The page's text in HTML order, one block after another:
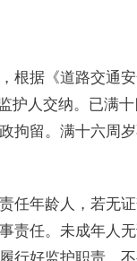
根据《道路交通
护人交纳。已满
拘留。满十六周
任年龄人，若无
责任。未成年人
好监护职责，